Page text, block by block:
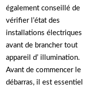
également conseillé de
vérifier l’état des
installations électriques
avant de brancher tout
appareil d’ illumination.
Avant de commencer le
débarras, il est essentiel